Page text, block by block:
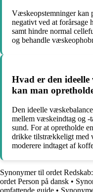
Væskeopstemninger kan
negativt ved at
samt hindre normal
og behandle
Hvad er den
kan man
Den ideelle
mellem væskeindtag og -
sund. For at opretholde
drikke tilstrækkeligt med
moderere indtaget af
Synonymer til ordet
ordet Person på dansk •
omfattende guide •